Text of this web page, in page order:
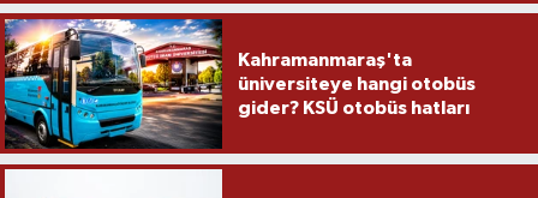
Kahramanmaraş'ta
üniversiteye hangi otobüs
gider? KSÜ otobüs hatları